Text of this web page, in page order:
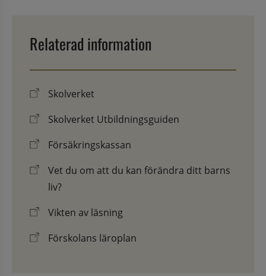
Relaterad information
Skolverket
Skolverket Utbildningsguiden
Försäkringskassan
Vet du om att du kan förändra ditt barns
liv?
Vikten av läsning
Förskolans läroplan